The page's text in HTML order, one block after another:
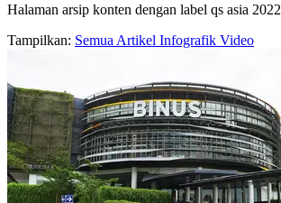
Halaman arsip konten dengan label qs asia 2022
Tampilkan: Semua Artikel Infografik Video